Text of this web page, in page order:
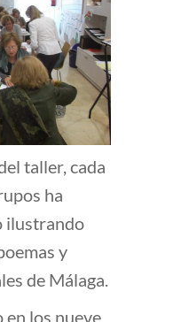
taller, cada
ha
ilustrando
y
de Málaga.
en los nueve